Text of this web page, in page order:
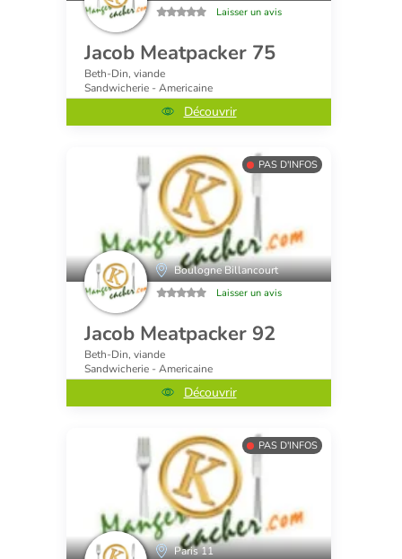
Laisser un avis
Jacob Meatpacker 75
Beth-Din, viande
Sandwicherie - Americaine
Découvrir
PAS D'INFOS
Boulogne Billancourt
Laisser un avis
Jacob Meatpacker 92
Beth-Din, viande
Sandwicherie - Americaine
Découvrir
PAS D'INFOS
Paris 11